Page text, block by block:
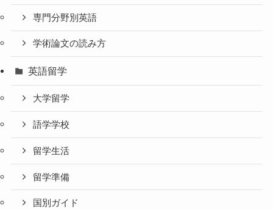
専門分野別英語
学術論文の読み方
英語留学
大学留学
語学学校
留学生活
留学準備
国別ガイド